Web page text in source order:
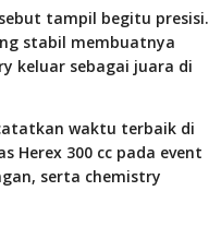
tampil begitu presisi.
stabil membuatnya
keluar sebagai juara di
waktu terbaik di
Herex 300 cc pada event
serta chemistry